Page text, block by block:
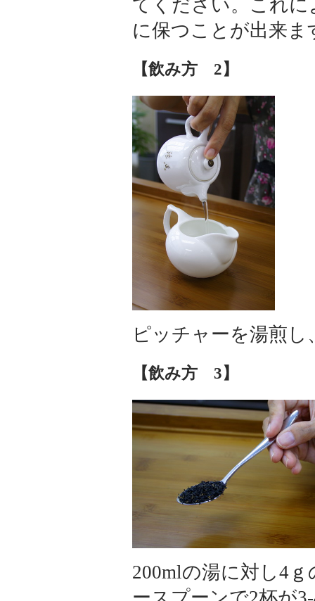
てください。これ
に保つことが出来ま
【飲み方 2】
ピッチャーを湯煎
【飲み方 3】
200mlの湯に対し4